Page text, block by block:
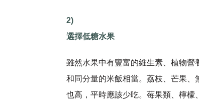
2)
選擇低糖水果
雖然水果中有豐富的維生素、植物
和同分量的米飯相當。荔枝、芒果
也高，平時應該少吃。莓果類、檸檬